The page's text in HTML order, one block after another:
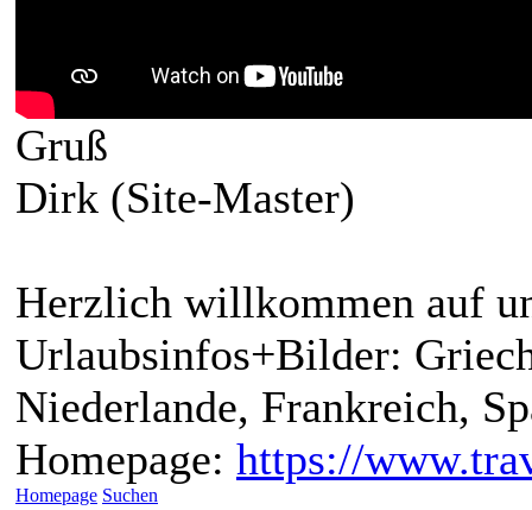
Gruß
Dirk (Site-Master)
Herzlich willkommen auf
Urlaubsinfos+Bilder:
Niederlande, Frankreich,
Homepage: https://
Homepage Suchen